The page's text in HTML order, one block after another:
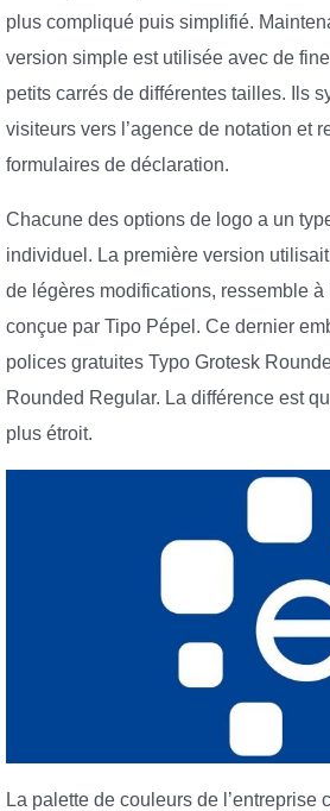
plus compliqué puis simplifié.
version simple est utilisée avec de
petits carrés de différentes tailles. Ils
visiteurs vers l’agence de notation et
formulaires de déclaration.
Chacune des options de logo a un
individuel. La première version
de légères modifications, ressemble
conçue par Tipo Pépel. Ce dernier
polices gratuites Typo Grotesk
Rounded Regular. La différence est
plus étroit.
La palette de couleurs de l’entreprise